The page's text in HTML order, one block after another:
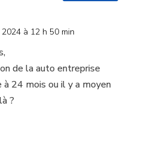
à 12 h 50 min
de la auto entreprise
24 mois ou il y a moyen
?